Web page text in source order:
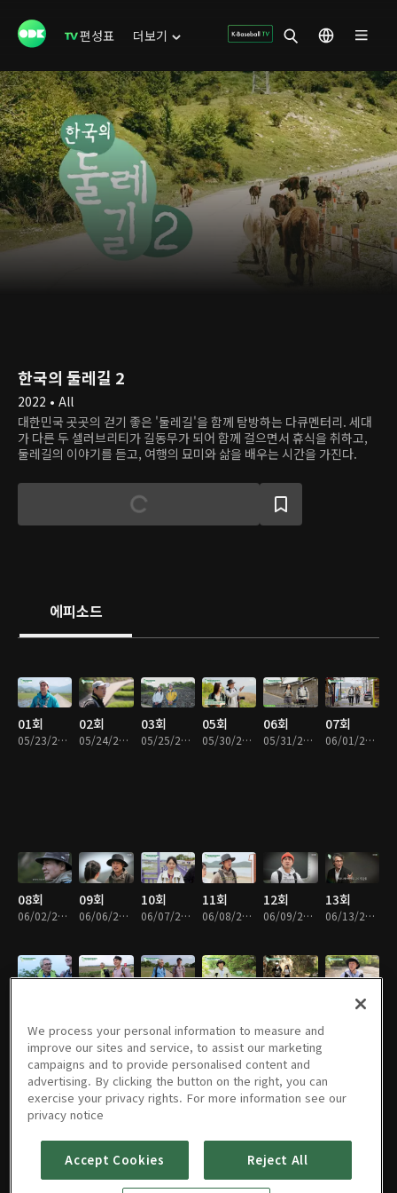
편성표 더보기
한국의 둘레길 2
2022 • All
대한민국 곳곳의 걷기 좋은 '둘레길'을 함께 탐방하는 다큐멘터리. 세대
가 다른 두 셀러브리티가 길동무가 되어 함께 걸으면서 휴식을 취하고,
둘레길의 이야기를 듣고, 여행의 묘미와 삶을 배우는 시간을 가진다.
에피소드
01회
05/23/2022 • 18분
02회
05/24/2022 • 17분
03회
05/25/2022 • 17분
05회
05/30/2022 • 17분
06회
05/31/2022 • 17분
07회
06/01/2022 • 17분
08회
06/02/2022 • 17분
09회
06/06/2022 • 17분
10회
06/07/2022 • 18분
11회
06/08/2022 • 18분
12회
06/09/2022 • 18분
13회
06/13/2022 • 18분
20회
06/23/2022 • 18분
21회 22회 23회 24회 25회
We process your personal information to measure and
improve our sites and service, to assist our marketing
campaigns and to provide personalised content and
advertising. By clicking the button on the right, you can
exercise your privacy rights. For more information see our
privacy notice
Accept Cookies Reject All